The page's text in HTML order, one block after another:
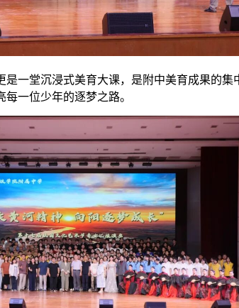
一堂沉浸式美育大课，是附中美育成果的
一位少年的逐梦之路。